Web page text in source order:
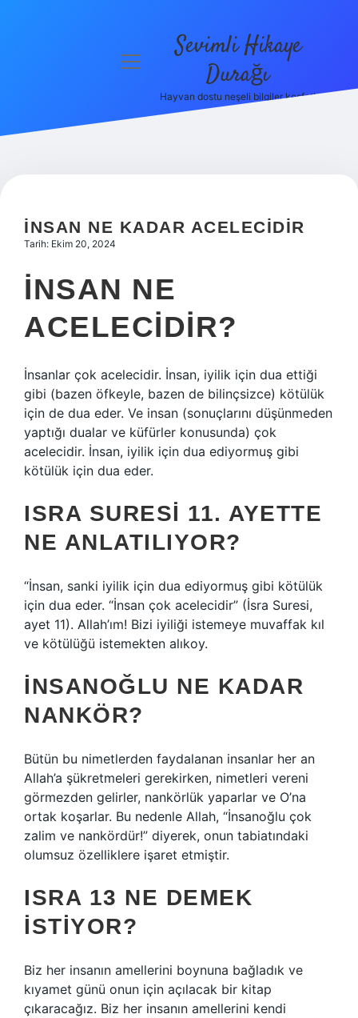
Hakkımızda
menüyü
Sevimli Hikaye
Durağı
Hayvan dostu neşeli bilgiler keşfet!
İNSAN NE KADAR ACELECIDIR
Tarih: Ekim 20, 2024
İNSAN NE
ACELECIDIR?
İnsanlar çok acelecidir. İnsan, iyilik için dua ettiği
gibi (bazen öfkeyle, bazen de bilinçsizce) kötülük
için de dua eder. Ve insan (sonuçlarını düşünmeden
yaptığı dualar ve küfürler konusunda) çok
acelecidir. İnsan, iyilik için dua ediyormuş gibi
kötülük için dua eder.
ISRA SURESI 11. AYETTE
NE ANLATILIYOR?
“İnsan, sanki iyilik için dua ediyormuş gibi kötülük
için dua eder. “İnsan çok acelecidir” (İsra Suresi,
ayet 11). Allah’ım! Bizi iyiliği istemeye muvaffak kıl
ve kötülüğü istemekten alıkoy.
İNSANOĞLU NE KADAR
NANKÖR?
Bütün bu nimetlerden faydalanan insanlar her an
Allah’a şükretmeleri gerekirken, nimetleri vereni
görmezden gelirler, nankörlük yaparlar ve O’na
ortak koşarlar. Bu nedenle Allah, “İnsanoğlu çok
zalim ve nankördür!” diyerek, onun tabiatındaki
olumsuz özelliklere işaret etmiştir.
ISRA 13 NE DEMEK
ISTIYOR?
Biz her insanın amellerini boynuna bağladık ve
kıyamet günü onun için açılacak bir kitap
çıkaracağız. Biz her insanın amellerini kendi